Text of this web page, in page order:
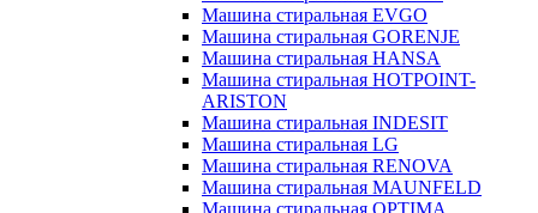
Машина стиральная EVGO
Машина стиральная GORENJE
Машина стиральная HANSA
Машина стиральная HOTPOINT-
ARISTON
Машина стиральная INDESIT
Машина стиральная LG
Машина стиральная RENOVA
Машина стиральная MAUNFELD
Машина стиральная OPTIMA